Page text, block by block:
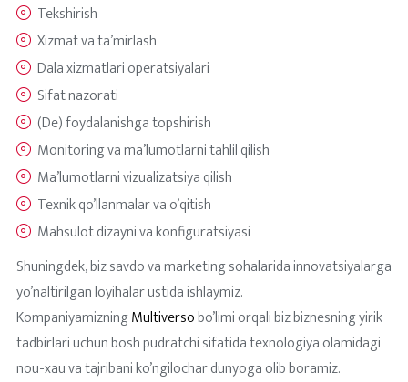
Tekshirish
Xizmat va ta’mirlash
Dala xizmatlari operatsiyalari
Sifat nazorati
(De) foydalanishga topshirish
Monitoring va ma’lumotlarni tahlil qilish
Ma’lumotlarni vizualizatsiya qilish
Texnik qo’llanmalar va o’qitish
Mahsulot dizayni va konfiguratsiyasi
Shuningdek, biz savdo va marketing sohalarida innovatsiyalarga
yo’naltirilgan loyihalar ustida ishlaymiz.
KompaniyamizningMultiversobo’limi orqali biz biznesning yirik
tadbirlari uchun bosh pudratchi sifatida texnologiya olamidagi
nou-xau va tajribani ko’ngilochar dunyoga olib boramiz.